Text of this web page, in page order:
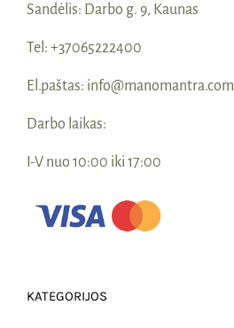
Sandėlis: Darbo g. 9, Kaunas
Tel: +37065222400
El.paštas: info@manomantra.com
Darbo laikas:
I-V nuo 10:00 iki 17:00
KATEGORIJOS